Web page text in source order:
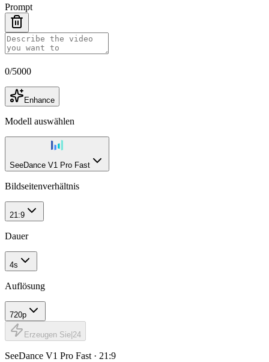
Prompt
0/5000
Enhance
Modell auswählen
SeeDance V1 Pro Fast
Bildseitenverhältnis
21:9
Dauer
4s
Auflösung
720p
Erzeugen Sie 24
SeeDance V1 Pro Fast · 21:9